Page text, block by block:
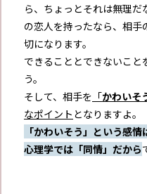
ら、ちょっとそれは無理
の恋人を持ったなら、相
切になります。
できることとできないこと
う。
そして、相手を 「かわいそ
なポイント となりますよ。
「かわいそう」という感
心理学では「同情」だから